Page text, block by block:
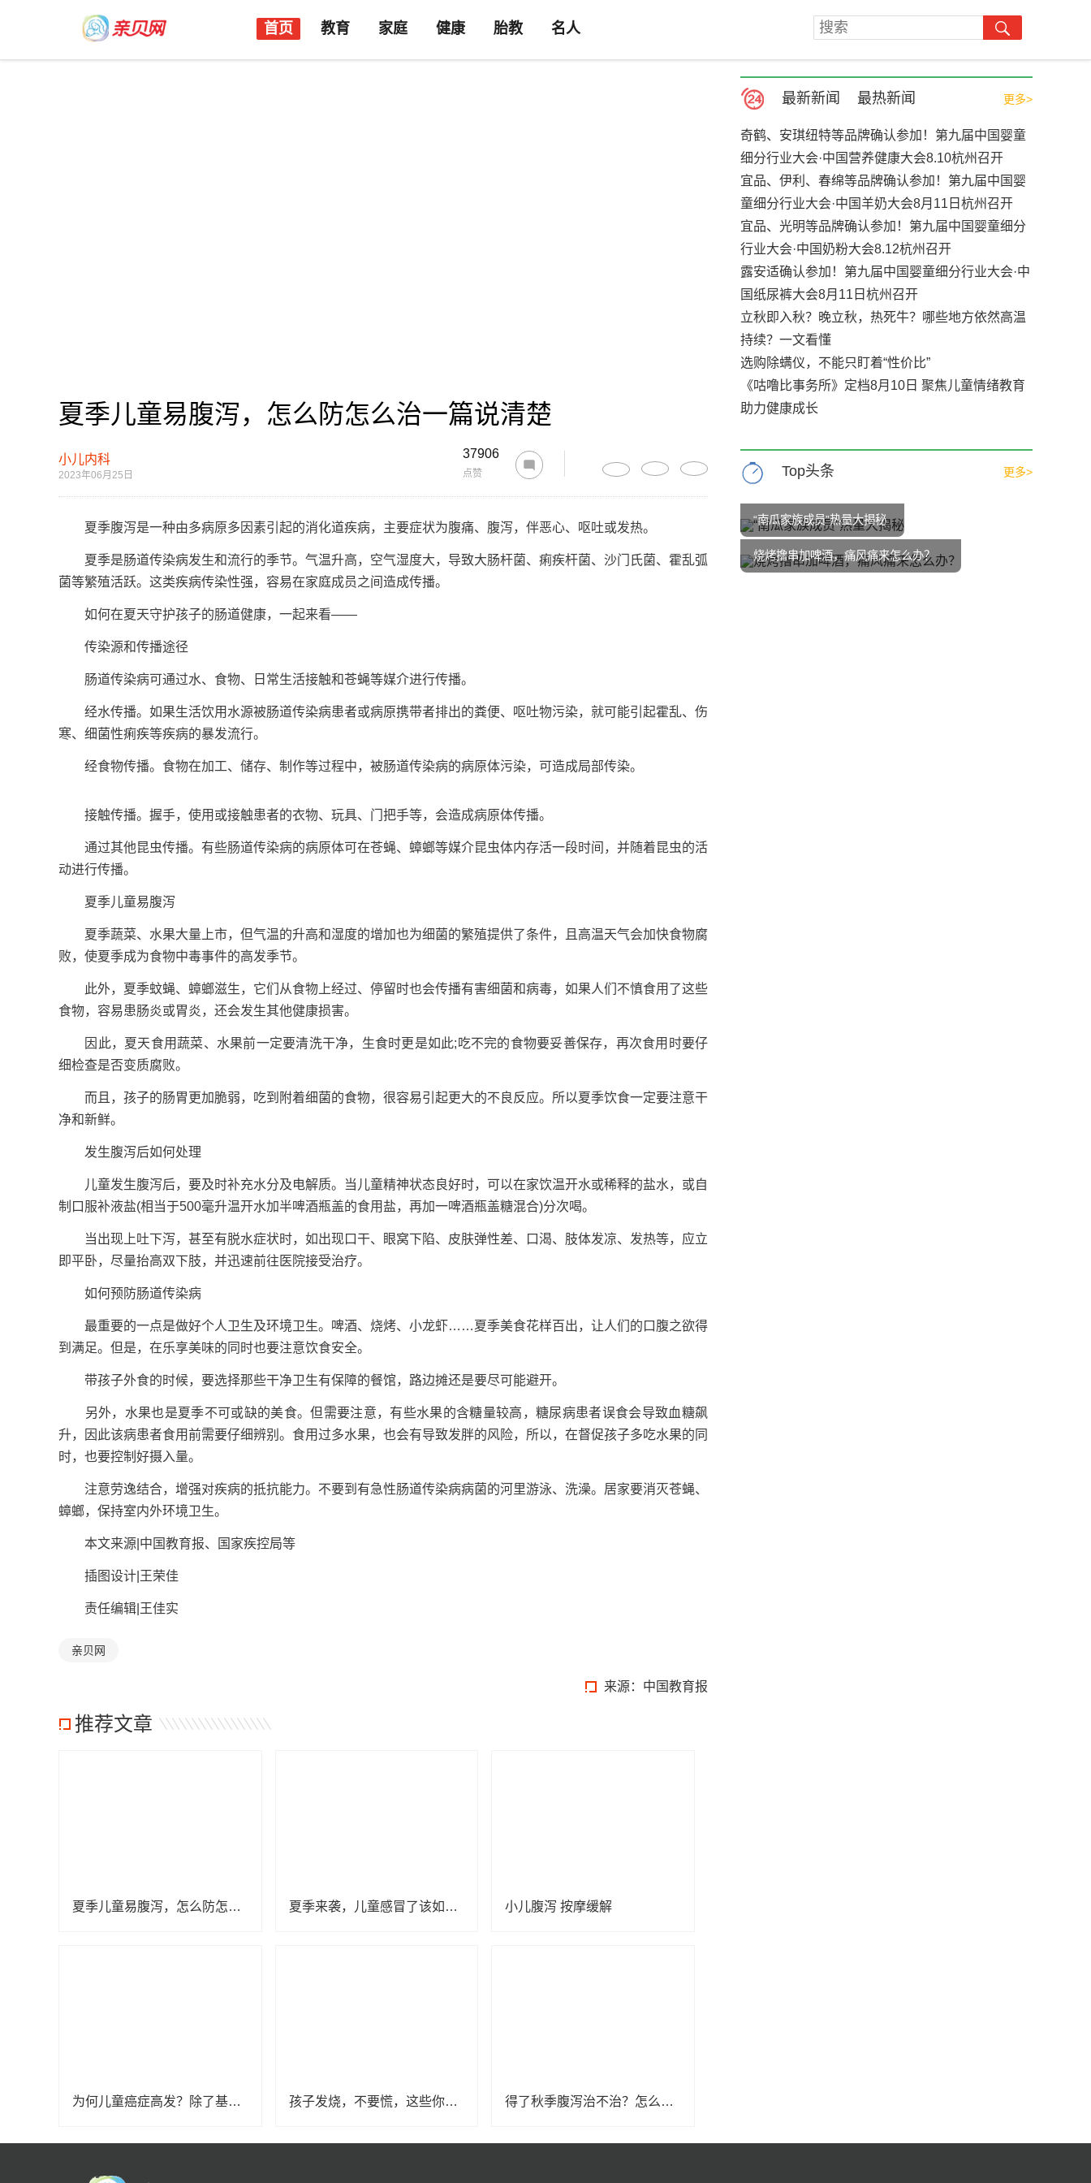
首页 教育 家庭 健康 胎教 名人
夏季儿童易腹泻，怎么防怎么治一篇说清楚
小儿内科
2023年06月25日
37906
点赞
夏季腹泻是一种由多病原多因素引起的消化道疾病，主要症状为腹痛、腹泻，伴恶心、呕吐或发热。
夏季是肠道传染病发生和流行的季节。气温升高，空气湿度大，导致大肠杆菌、痢疾杆菌、沙门氏菌、霍乱弧
菌等繁殖活跃。这类疾病传染性强，容易在家庭成员之间造成传播。
如何在夏天守护孩子的肠道健康，一起来看——
传染源和传播途径
肠道传染病可通过水、食物、日常生活接触和苍蝇等媒介进行传播。
经水传播。如果生活饮用水源被肠道传染病患者或病原携带者排出的粪便、呕吐物污染，就可能引起霍乱、伤
寒、细菌性痢疾等疾病的暴发流行。
经食物传播。食物在加工、储存、制作等过程中，被肠道传染病的病原体污染，可造成局部传染。
接触传播。握手，使用或接触患者的衣物、玩具、门把手等，会造成病原体传播。
通过其他昆虫传播。有些肠道传染病的病原体可在苍蝇、蟑螂等媒介昆虫体内存活一段时间，并随着昆虫的活
动进行传播。
夏季儿童易腹泻
夏季蔬菜、水果大量上市，但气温的升高和湿度的增加也为细菌的繁殖提供了条件，且高温天气会加快食物腐
败，使夏季成为食物中毒事件的高发季节。
此外，夏季蚊蝇、蟑螂滋生，它们从食物上经过、停留时也会传播有害细菌和病毒，如果人们不慎食用了这些
食物，容易患肠炎或胃炎，还会发生其他健康损害。
因此，夏天食用蔬菜、水果前一定要清洗干净，生食时更是如此;吃不完的食物要妥善保存，再次食用时要仔
细检查是否变质腐败。
而且，孩子的肠胃更加脆弱，吃到附着细菌的食物，很容易引起更大的不良反应。所以夏季饮食一定要注意干
净和新鲜。
发生腹泻后如何处理
儿童发生腹泻后，要及时补充水分及电解质。当儿童精神状态良好时，可以在家饮温开水或稀释的盐水，或自
制口服补液盐(相当于500毫升温开水加半啤酒瓶盖的食用盐，再加一啤酒瓶盖糖混合)分次喝。
当出现上吐下泻，甚至有脱水症状时，如出现口干、眼窝下陷、皮肤弹性差、口渴、肢体发凉、发热等，应立
即平卧，尽量抬高双下肢，并迅速前往医院接受治疗。
如何预防肠道传染病
最重要的一点是做好个人卫生及环境卫生。啤酒、烧烤、小龙虾……夏季美食花样百出，让人们的口腹之欲得
到满足。但是，在乐享美味的同时也要注意饮食安全。
带孩子外食的时候，要选择那些干净卫生有保障的餐馆，路边摊还是要尽可能避开。
另外，水果也是夏季不可或缺的美食。但需要注意，有些水果的含糖量较高，糖尿病患者误食会导致血糖飙
升，因此该病患者食用前需要仔细辨别。食用过多水果，也会有导致发胖的风险，所以，在督促孩子多吃水果的同
时，也要控制好摄入量。
注意劳逸结合，增强对疾病的抵抗能力。不要到有急性肠道传染病病菌的河里游泳、洗澡。居家要消灭苍蝇、
蟑螂，保持室内外环境卫生。
本文来源|中国教育报、国家疾控局等
插图设计|王荣佳
责任编辑|王佳实
亲贝网
来源：中国教育报
推荐文章
夏季儿童易腹泻，怎么防怎么治一篇说清楚 夏季来袭，儿童感冒了该如何区别风寒、风热感冒？抓住1个关键点 小儿腹泻 按摩缓解
为何儿童癌症高发？除了基因遗传，这4个“凶手”家长也要留心 孩子发烧，不要慌，这些你要知道 得了秋季腹泻治不治？怎么治？
最新新闻 最热新闻 更多>
奇鹤、安琪纽特等品牌确认参加！第九届中国婴童
细分行业大会·中国营养健康大会8.10杭州召开
宜品、伊利、春绵等品牌确认参加！第九届中国婴
童细分行业大会·中国羊奶大会8月11日杭州召开
宜品、光明等品牌确认参加！第九届中国婴童细分
行业大会·中国奶粉大会8.12杭州召开
露安适确认参加！第九届中国婴童细分行业大会·中
国纸尿裤大会8月11日杭州召开
立秋即入秋？晚立秋，热死牛？哪些地方依然高温
持续？一文看懂
选购除螨仪，不能只盯着“性价比”
《咕噜比事务所》定档8月10日 聚焦儿童情绪教育
助力健康成长
Top头条 更多>
“南瓜家族成员”热量大揭秘
烧烤撸串加啤酒，痛风痛来怎么办？